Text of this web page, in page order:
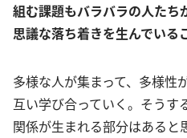
組む課題もバラバラの人たち
思議な落ち着きを生んでいる
多様な人が集まって、多様性
互い学び合っていく。そうす
関係が生まれる部分はあると